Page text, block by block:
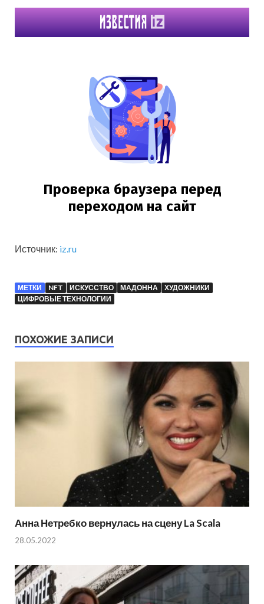
Источник: iz.ru
МЕТКИ NFT ИСКУССТВО МАДОННА
ХУДОЖНИКИ
ЦИФРОВЫЕ ТЕХНОЛОГИИ
ПОХОЖИЕ ЗАПИСИ
Анна Нетребко вернулась на сцену La Scala
28.05.2022